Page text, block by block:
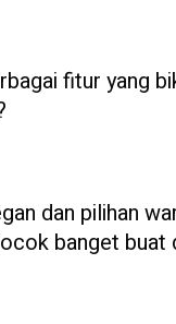
fitur yang
dan pilihan
banget buat